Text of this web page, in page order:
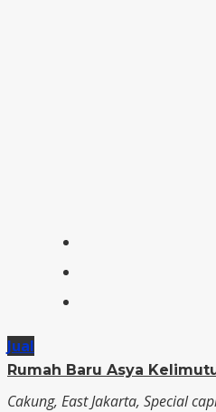
Jual
Rumah Baru Asya
Cakung, East Jakarta, Special